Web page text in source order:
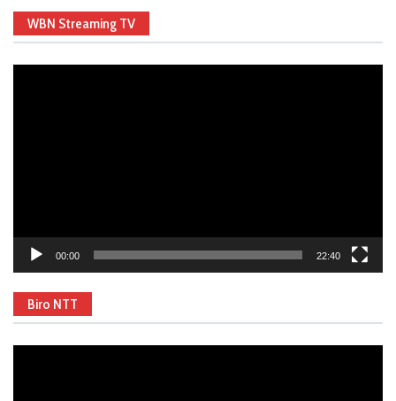
WBN Streaming TV
00:00 22:40
Biro NTT